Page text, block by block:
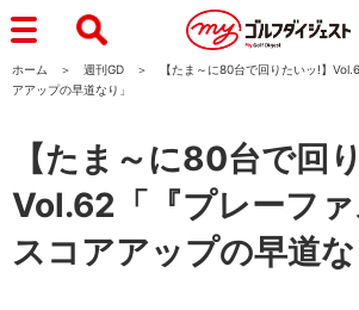
ホーム 週刊GD
【たま～に80台で回りたいッ!】
アアップの早道なり」
【たま～に80台で回
Vol.62「『プレーフ
スコアアップの早道な